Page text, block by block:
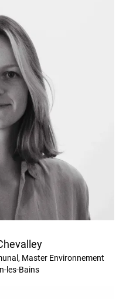
Master Environnement
les-Bains